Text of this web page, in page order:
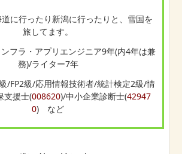
に行ったり新潟に行ったりと、雪国を
旅してます。
フラ・アプリエンジニア9年(内4年は兼
務)/ライター7年
/FP2級/応用情報技術者/統計検定2級/情
支援士(008620)/中小企業診断士(42947
0) など